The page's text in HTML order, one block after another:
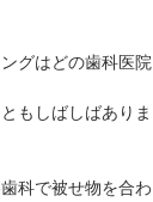
グはどの歯科医院
もしばしばありま
科で被せ物を合わ